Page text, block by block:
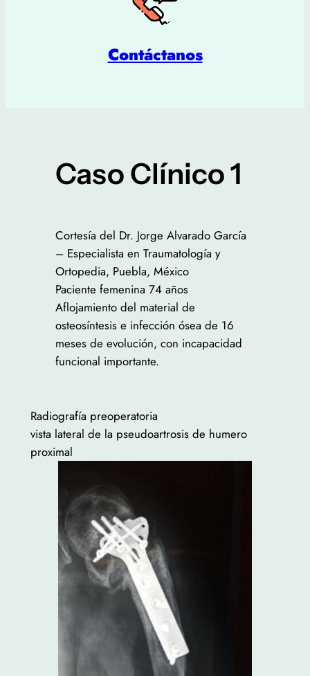
Contáctanos
Caso Clínico 1
Cortesía del Dr. Jorge Alvarado García
– Especialista en Traumatología y
Ortopedia, Puebla, México
Paciente femenina 74 años
Aflojamiento del material de
osteosíntesis e infección ósea de 16
meses de evolución, con incapacidad
funcional importante.
Radiografía preoperatoria
vista lateral de la pseudoartrosis de humero
proximal